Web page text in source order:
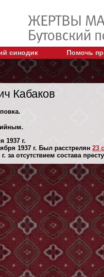
синодик Помочь
Кабаков
1937 г.
1937 г. Был расстрелян 23
отсутствием состава